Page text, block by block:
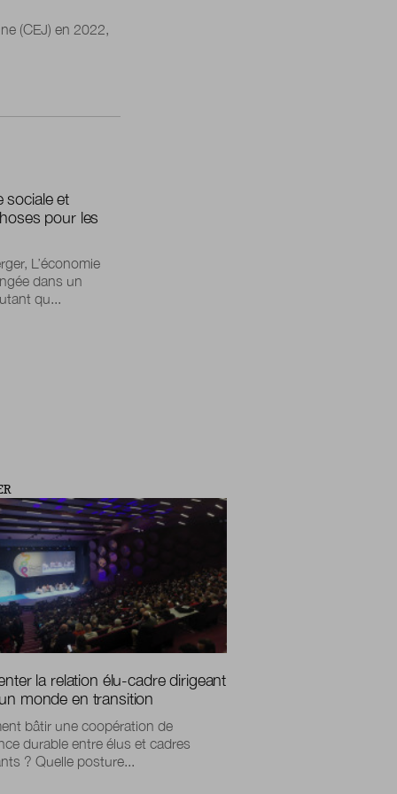
(CEJ) en 2022,
sociale et
pour les
L’économie
dans un
qu...
la relation élu-cadre dirigeant
monde en transition
bâtir une coopération de
durable entre élus et cadres
? Quelle posture...